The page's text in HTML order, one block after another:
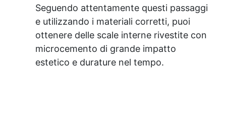
Seguendo attentamente questi passaggi
e utilizzando i materiali corretti, puoi
ottenere delle scale interne rivestite con
microcemento di grande impatto
estetico e durature nel tempo.